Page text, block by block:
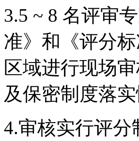
3.5 ~ 8 名评审
准》和《评分
区域进行现场
及保密制度落
4.审核实行评分